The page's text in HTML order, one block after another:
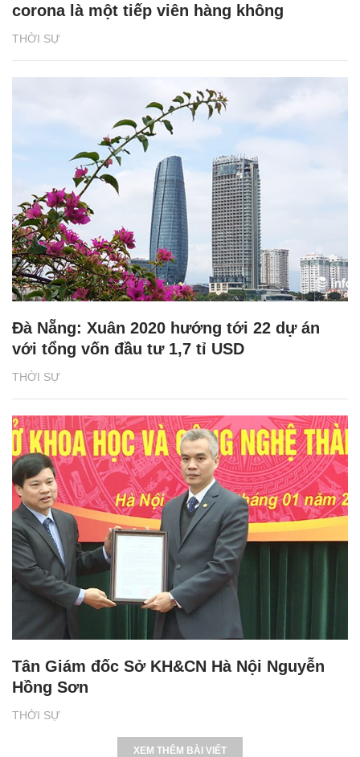
THỜI SỰ
corona là một tiếp viên hàng không
THỜI SỰ
Đà Nẵng: Xuân 2020 hướng tới 22 dự án
với tổng vốn đầu tư 1,7 tỉ USD
THỜI SỰ
Tân Giám đốc Sở KH&CN Hà Nội Nguyễn
Hồng Sơn
XEM THÊM BÀI VIẾT